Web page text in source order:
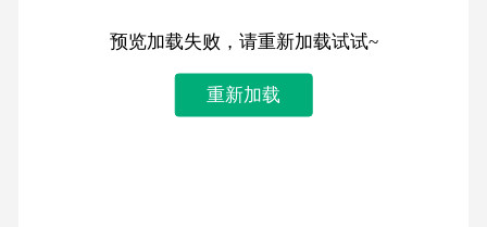
预览加载失败，请重新加载试试~
重新加载